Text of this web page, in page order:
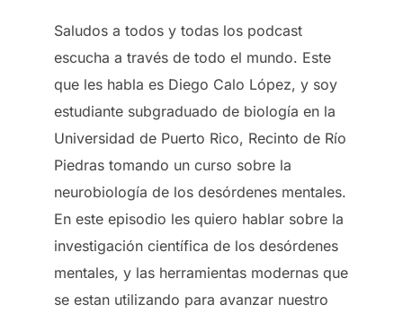
Saludos a todos y todas los podcast
escucha a través de todo el mundo. Este
que les habla es Diego Calo López, y soy
estudiante subgraduado de biología en la
Universidad de Puerto Rico, Recinto de Río
Piedras tomando un curso sobre la
neurobiología de los desórdenes mentales.
En este episodio les quiero hablar sobre la
investigación científica de los desórdenes
mentales, y las herramientas modernas que
se estan utilizando para avanzar nuestro